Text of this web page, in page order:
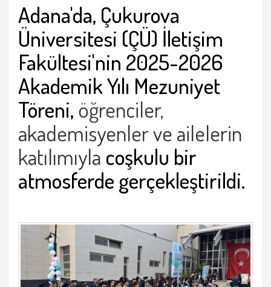
Adana'da, Çukurova
Üniversitesi (ÇÜ) İletişim
Fakültesi'nin 2025-2026
Akademik Yılı Mezuniyet
Töreni, öğrenciler,
akademisyenler ve ailelerin
katılımıyla coşkulu bir
atmosferde gerçekleştirildi.